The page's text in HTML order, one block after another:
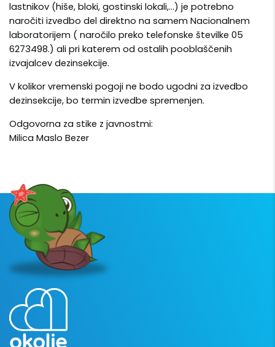
lastnikov (hiše, bloki, gostinski lokali,…) je potrebno
naročiti izvedbo del direktno na samem Nacionalnem
laboratorijem ( naročilo preko telefonske številke 05
6273498.) ali pri katerem od ostalih pooblaščenih
izvajalcev dezinsekcije.
V kolikor vremenski pogoji ne bodo ugodni za izvedbo
dezinsekcije, bo termin izvedbe spremenjen.
Odgovorna za stike z javnostmi:
Milica Maslo Bezer